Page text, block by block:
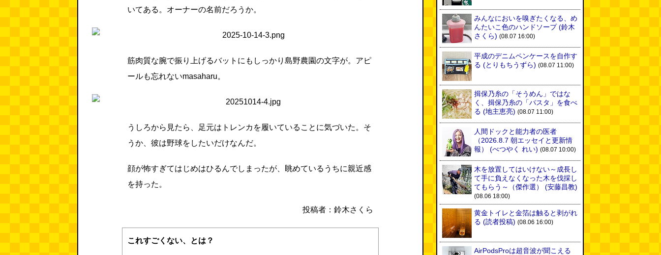
いてある。オーナーの名前だろうか。
筋肉質な腕で振り上げるバットにもしっかり島野農園の文字が。アピ
ールも忘れないmasaharu。
うしろから見たら、足元はトレンカを履いていることに気づいた。そ
うか、彼は野球をしたいだけなんだ。
顔が怖すぎてはじめはひるんでしまったが、眺めているうちに親近感
を持った。
投稿者：鈴木さくら
これすごくない、とは？
みんなにおいを嗅ぎたくなる、め
んたいこ色のハンドソープ(鈴木
さくら) (08.07 16:00)
平成のデニムペンケースを自作す
る (とりもちうずら) (08.07 11:00)
揖保乃糸の「そうめん」ではな
く、揖保乃糸の「パスタ」を食べ
る (地主恵亮) (08.07 11:00)
人間ドックと能力者の医者
（2026.8.7 朝エッセイと更新情
報）
(べつやく れい) (08.07 10:00)
木を放置してはいけない～成長し
て手に負えなくなった木を伐採し
てもらう～（傑作選）
(安藤昌教)
(08.06 18:00)
黄金トイレと金箔は触ると剥がれ
る (読者投稿) (08.06 16:00)
AirPodsProは超音波が聞こえる